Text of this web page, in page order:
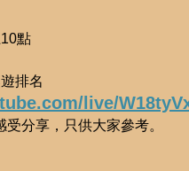
點
排名
live/
分享，只供大家參考。